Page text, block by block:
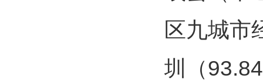
区九城市
圳（